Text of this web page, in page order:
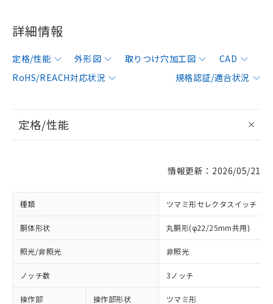
詳細情報
定格/性能 外形図 取りつけ穴加工図
CAD
RoHS/REACH対応状況
規格認証/適合状況
定格/性能
情報更新：2026/05/21
種類 ツマミ形セレクタスイッチ
胴体形状 丸胴形(φ22/25mm共用)
照光/非照光 非照光
ノッチ数 3ノッチ
操作部 操作部形状 ツマミ形